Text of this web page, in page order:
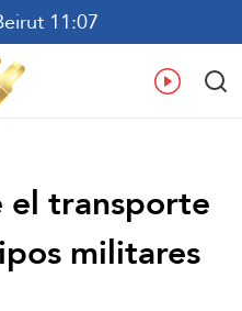
11:07
En
el transporte
militares